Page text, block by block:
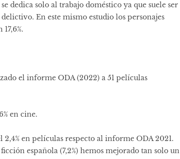
dedica solo al trabajo doméstico ya que suele ser
En este mismo estudio los personajes
el informe ODA (2022) a 51 películas
en cine.
en películas respecto al informe ODA 2021.
española (7,2%) hemos mejorado tan solo un